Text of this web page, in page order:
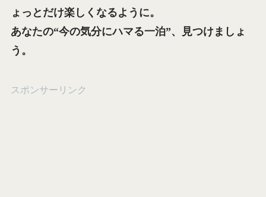
ょっとだけ楽しくなるように。
あなたの“今の気分にハマる一泊”、見つけましょ
う。
スポンサーリンク